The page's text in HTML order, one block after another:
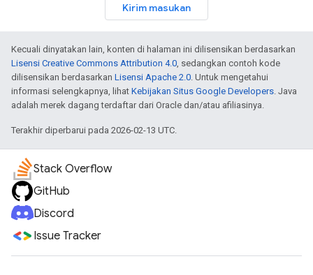
Kirim masukan
Kecuali dinyatakan lain, konten di halaman ini dilisensikan berdasarkan
Lisensi Creative Commons Attribution 4.0, sedangkan contoh kode
dilisensikan berdasarkan Lisensi Apache 2.0. Untuk mengetahui
informasi selengkapnya, lihat Kebijakan Situs Google Developers. Java
adalah merek dagang terdaftar dari Oracle dan/atau afiliasinya.
Terakhir diperbarui pada 2026-02-13 UTC.
Stack Overflow
GitHub
Discord
Issue Tracker